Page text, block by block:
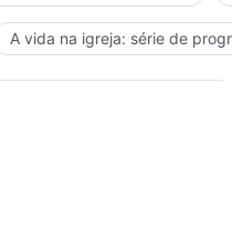
A vida na igreja: série de